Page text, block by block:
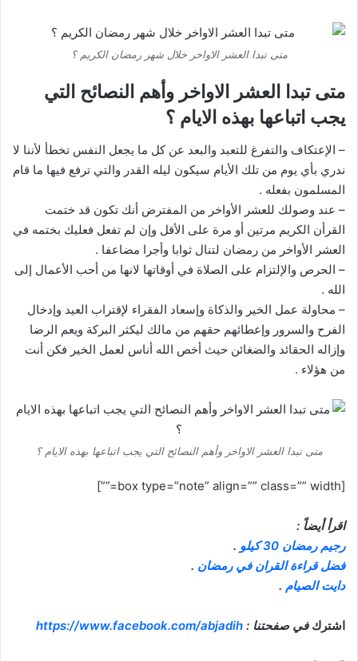
متى تبدا العشر الاواخر خلال شهر رمضان الكريم ؟
متى تبدا العشر الاواخر وأهم النصائح التي
يجب اتباعها بهذه الايام ؟
– الإعتكاف والتفرغ للتعبد والبعد عن كل ما يجعل النفس تخطأ لأننا لا
ندري بأي يوم من تلك الأيام سيكون ليله القدر والتي ترفع فيها ما قام
المسلمون بفعله .
– عند وصولك للعشر الأواخر من المفترض أنك تكون قد ختمت
القرأن الكريم مرتين أو مرة على الأقل وإن لم تفعل فعليك بختمه في
العشر الأواخر من رمضان لتنال ثوابا وأجرا مضاعفا .
– الحرص والإلتزام على الصلاة في أوقاتها لانها من أحب الأعمال إلى
الله .
– محاولة عمل الخير والذكاة وإسعاد الفقراء لإقتراب العيد وإدخال
الفرح والسرور وإعطائهم حقهم من مالك ليكثر البركة ويعم الرضا
وإزاله الحقائد والضغائن حيث أخص الله أناس لعمل الخير فكن أنت
من هؤلاء .
متى تبدا العشر الاواخر وأهم النصائح التي يجب اتباعها بهذه الايام ؟
[box type=”note” align=”” class=”” width=””]
اقرأ أيضاً :
رجيم رمضان 30 كيلو
.
فضل قراءة القران في رمضان .
دايت الصيام .
اشتركفي صفحتنا :
https://www.facebook.com/abjadih